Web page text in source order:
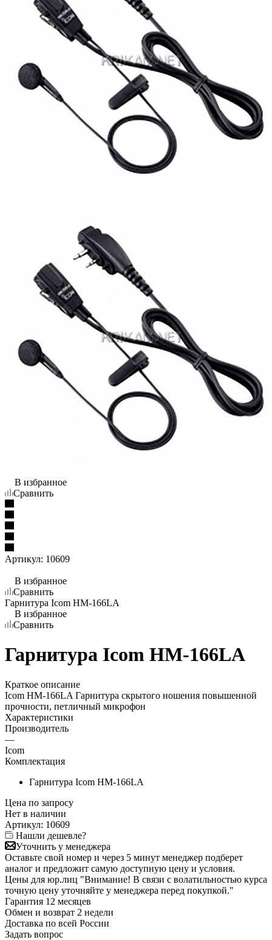
В избранное
Сравнить
Артикул: 10609
В избранное
Сравнить
Гарнитура Icom HM-166LA
В избранное
Сравнить
Гарнитура Icom HM-166LA
Краткое описание
Icom HM-166LA Гарнитура скрытого ношения повышенной
прочности, петличный микрофон
Характеристики
Производитель
—
Icom
Комплектация
Гарнитура Icom HM-166LA
Цена по запросу
Нет в наличии
Артикул: 10609
Нашли дешевле?
Уточнить у менеджера
Оставьте свой номер и через 5 минут менеджер подберет
аналог и предложит самую доступную цену и условия.
Цены для юр.лиц "Внимание! В связи с волатильностью курса
точную цену уточняйте у менеджера перед покупкой."
Гарантия 12 месяцев
Обмен и возврат 2 недели
Доставка по всей России
Задать вопрос